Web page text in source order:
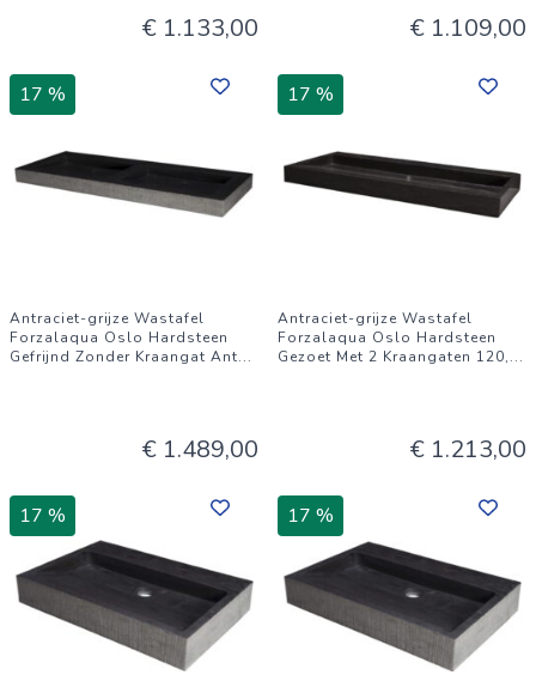
€ 1.133,00 € 1.109,00
17 %
Antraciet-grijze Wastafel
Forzalaqua Oslo Hardsteen
Gefrijnd Zonder Kraangat Ant...
€ 1.489,00
17 %
Antraciet-grijze Wastafel
Forzalaqua Oslo Hardsteen
Gezoet Met 2 Kraangaten 120,...
€ 1.213,00
17 % 17 %